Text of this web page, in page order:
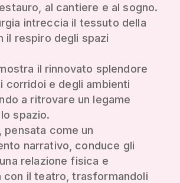
al cantiere e al sogno.
intreccia il tessuto della
il respiro degli spazi
il rinnovato splendore
corridoi e degli ambienti
a ritrovare un legame
spazio.
pensata come un
narrativo, conduce gli
relazione fisica e
con il teatro, trasformandoli